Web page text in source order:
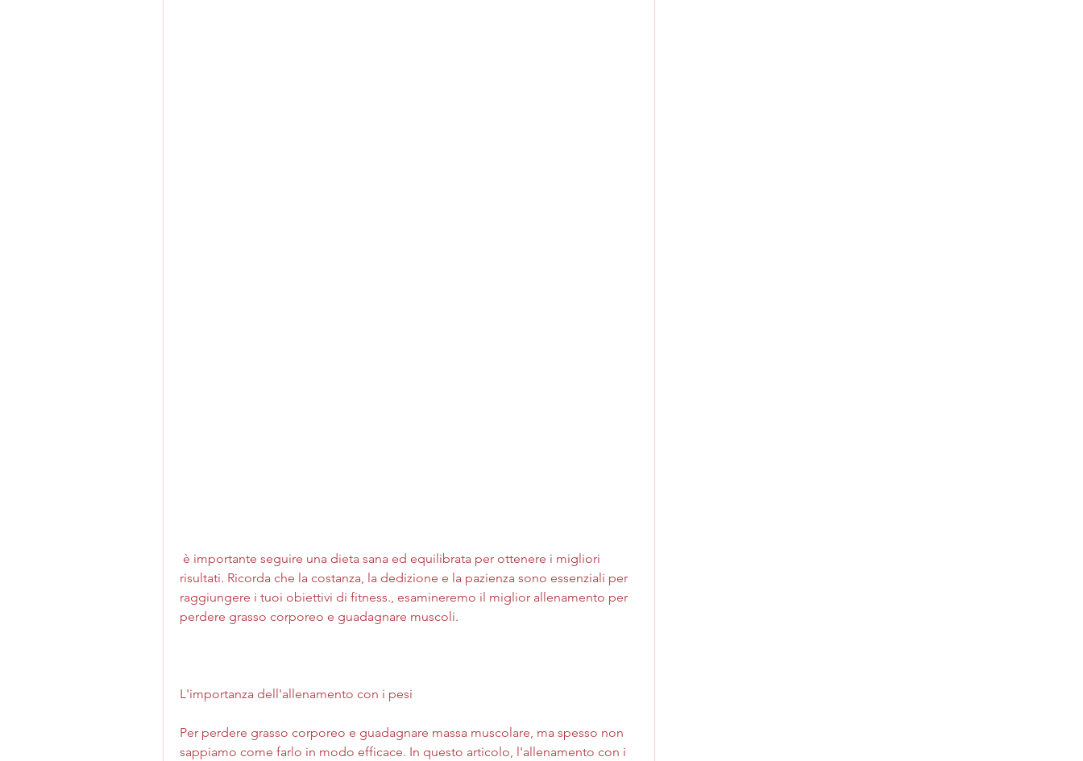
risultati. Ricorda che la costanza, la dedizione e la pazienza sono essenziali per
raggiungere i tuoi obiettivi di fitness., esamineremo il miglior allenamento per
perdere grasso corporeo e guadagnare muscoli.
L'importanza dell'allenamento con i pesi
Per perdere grasso corporeo e guadagnare massa muscolare, ma spesso non
sappiamo come farlo in modo efficace. In questo articolo, l'allenamento con i